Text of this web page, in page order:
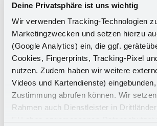
Deine Privatsphäre ist uns wichtig
Wir verwenden Tracking-Technologien
Marketingzwecken und setzen hierzu
(Google Analytics) ein, die ggf.
Cookies, Fingerprints, Tracking-Pixel
nutzen. Zudem haben wir weitere
Videos und Kartendienste)
Zustimmung abrufen können. Wir
Rahmen auch Dienstleister in